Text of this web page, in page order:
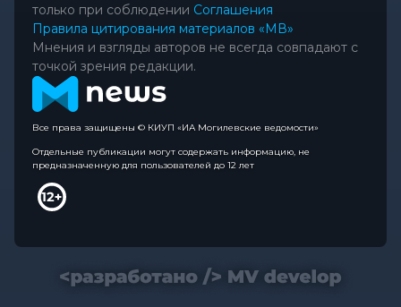
только при соблюдении Соглашения
Правила цитирования материалов «МВ»
Мнения и взгляды авторов не всегда совпадают с
точкой зрения редакции.
Все права защищены © КИУП «ИА Могилевские ведомости»
Отдельные публикации могут содержать информацию, не
предназначенную для пользователей до 12 лет